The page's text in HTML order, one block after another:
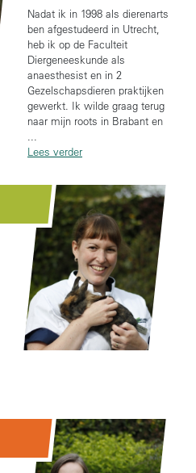
Nadat ik in 1998 als dierenarts
ben afgestudeerd in Utrecht,
heb ik op de Faculteit
Diergeneeskunde als
anaesthesist en in 2
Gezelschapsdieren praktijken
gewerkt. Ik wilde graag terug
naar mijn roots in Brabant en
Lees verder